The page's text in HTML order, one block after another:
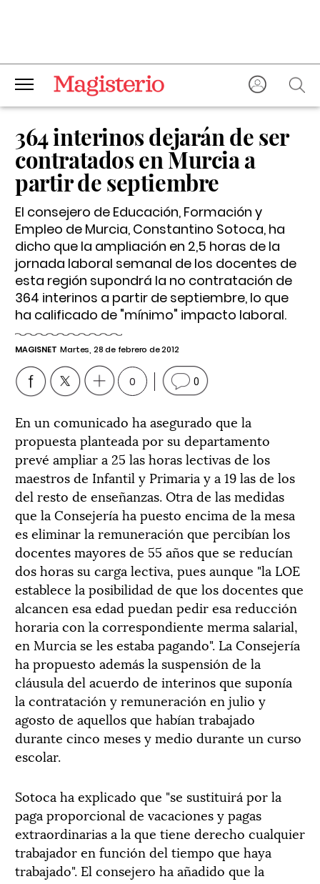
364 interinos dejarán de ser
contratados en Murcia a
partir de septiembre
El consejero de Educación, Formación y
Empleo de Murcia, Constantino Sotoca, ha
dicho que la ampliación en 2,5 horas de la
jornada laboral semanal de los docentes de
esta región supondrá la no contratación de
364 interinos a partir de septiembre, lo que
ha calificado de "mínimo" impacto laboral.
MAGISNET Martes, 28 de febrero de 2012
0 0
En un comunicado ha asegurado que la
propuesta planteada por su departamento
prevé ampliar a 25 las horas lectivas de los
maestros de Infantil y Primaria y a 19 las de los
del resto de enseñanzas. Otra de las medidas
que la Consejería ha puesto encima de la mesa
es eliminar la remuneración que percibían los
docentes mayores de 55 años que se reducían
dos horas su carga lectiva, pues aunque "la LOE
establece la posibilidad de que los docentes que
alcancen esa edad puedan pedir esa reducción
horaria con la correspondiente merma salarial,
en Murcia se les estaba pagando". La Consejería
ha propuesto además la suspensión de la
cláusula del acuerdo de interinos que suponía
la contratación y remuneración en julio y
agosto de aquellos que habían trabajado
durante cinco meses y medio durante un curso
escolar.
Sotoca ha explicado que "se sustituirá por la
paga proporcional de vacaciones y pagas
extraordinarias a la que tiene derecho cualquier
trabajador en función del tiempo que haya
trabajado". El consejero ha añadido que la